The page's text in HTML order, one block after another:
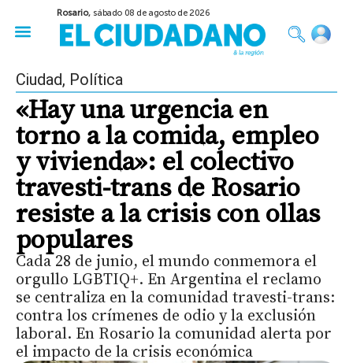
Rosario, sábado 08 de agosto de 2026
Ciudad, Política
«Hay una urgencia en
torno a la comida, empleo
y vivienda»: el colectivo
travesti-trans de Rosario
resiste a la crisis con ollas
populares
Cada 28 de junio, el mundo conmemora el
orgullo LGBTIQ+. En Argentina el reclamo
se centraliza en la comunidad travesti-trans:
contra los crímenes de odio y la exclusión
laboral. En Rosario la comunidad alerta por
el impacto de la crisis económica